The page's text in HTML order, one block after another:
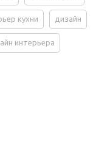
кухни дизайн
интерьера